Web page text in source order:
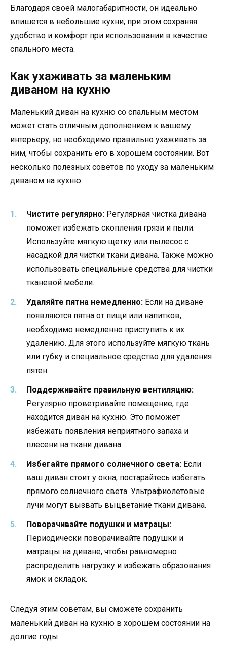
Благодаря своей малогабаритности, он идеально
впишется в небольшие кухни, при этом сохраняя
удобство и комфорт при использовании в качестве
спального места.
Как ухаживать за маленьким
диваном на кухню
Маленький диван на кухню со спальным местом
может стать отличным дополнением к вашему
интерьеру, но необходимо правильно ухаживать за
ним, чтобы сохранить его в хорошем состоянии. Вот
несколько полезных советов по уходу за маленьким
диваном на кухню:
Чистите регулярно: Регулярная чистка дивана
поможет избежать скопления грязи и пыли.
Используйте мягкую щетку или пылесос с
насадкой для чистки ткани дивана. Также можно
использовать специальные средства для чистки
тканевой мебели.
Удаляйте пятна немедленно: Если на диване
появляются пятна от пищи или напитков,
необходимо немедленно приступить к их
удалению. Для этого используйте мягкую ткань
или губку и специальное средство для удаления
пятен.
Поддерживайте правильную вентиляцию:
Регулярно проветривайте помещение, где
находится диван на кухню. Это поможет
избежать появления неприятного запаха и
плесени на ткани дивана.
Избегайте прямого солнечного света: Если
ваш диван стоит у окна, постарайтесь избегать
прямого солнечного света. Ультрафиолетовые
лучи могут вызвать выцветание ткани дивана.
Поворачивайте подушки и матрацы:
Периодически поворачивайте подушки и
матрацы на диване, чтобы равномерно
распределить нагрузку и избежать образования
ямок и складок.
Следуя этим советам, вы сможете сохранить
маленький диван на кухню в хорошем состоянии на
долгие годы.